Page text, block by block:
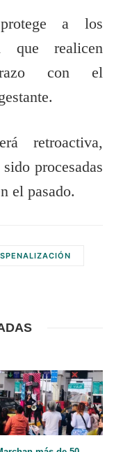
a los
que realicen
con el
retroactiva,
procesadas
el pasado.